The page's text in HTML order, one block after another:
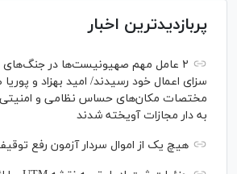
پربازدیدترین اخبار
سزای اعمال خود رسیدند/ امید بهزاد و
مختصات مکان‌های حساس نظامی و امنیتی
به دار مجازات آویخته شدند
هیچ یک از اموال سردار آزمون رفع